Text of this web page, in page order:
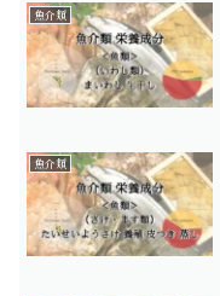
魚介類
魚介類